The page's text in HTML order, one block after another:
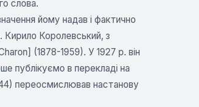
слова.
йому надав і фактично
Кирило Королевський, з
(1878-1959). У 1927 p. він
публікуємо в перекладі на
переосмислював настанову